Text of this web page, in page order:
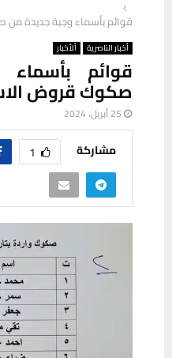
قوائم بأسماء وجبة جديدة
أخبار الناصرية ألأخبار
قوائم
صكوك قروض
25 أبريل، 2024
مشاركة 1